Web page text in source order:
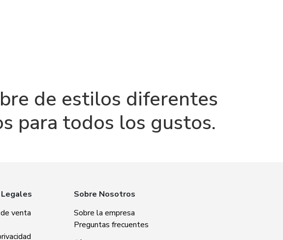
de estilos diferentes
para todos los gustos.
Zabba Area Central
venta
Sobre Nosotros
Sobre la empresa
Preguntas frecuentes